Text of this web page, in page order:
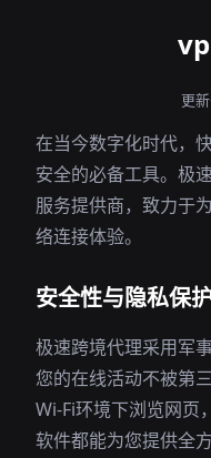
更
在当今数字化时代，
安全的必备工具。极
服务提供商，致力于
络连接体验。
安全性与隐私保
极速跨境代理采用军
您的在线活动不被第
Wi-Fi环境下浏览网页
软件都能为您提供全